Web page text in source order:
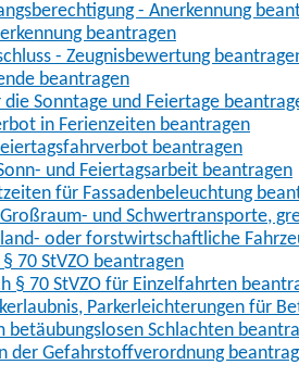
- Anerkennung
beantragen
- Zeugnisbewertung
beantragen
Sonntage und Feiertage
in Ferienzeiten beantragen
beantragen
und Feiertagsarbeit beantragen
für Fassadenbeleuchtung
und Schwertransporte,
oder forstwirtschaftliche
70 StVZO beantragen
§ 70 StVZO für Einzelfahrten
Parkerleichterungen für
betäubungslosen Schlachten
der Gefahrstoffverordnung